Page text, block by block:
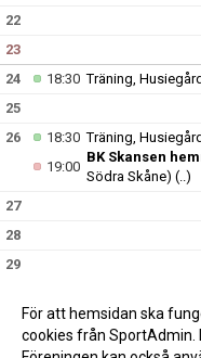
22
23
24 18:30Träning,
25
26
18:30Träning,
19:00
BK Skansen
Södra Skåne) (..)
27
28
29
18:30Träning,
För att hemsidan ska
cookies från SportAdmin.